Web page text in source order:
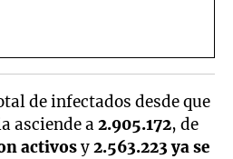
de infectados desde que
asciende a2.905.172, de
activosy2.563.223 ya se